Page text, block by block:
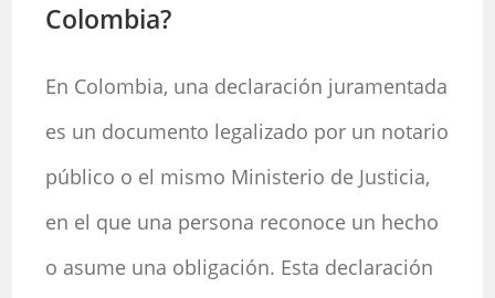
Colombia?
En Colombia, una declaración juramentada
es un documento legalizado por un notario
público o el mismo Ministerio de Justicia,
en el que una persona reconoce un hecho
o asume una obligación. Esta declaración